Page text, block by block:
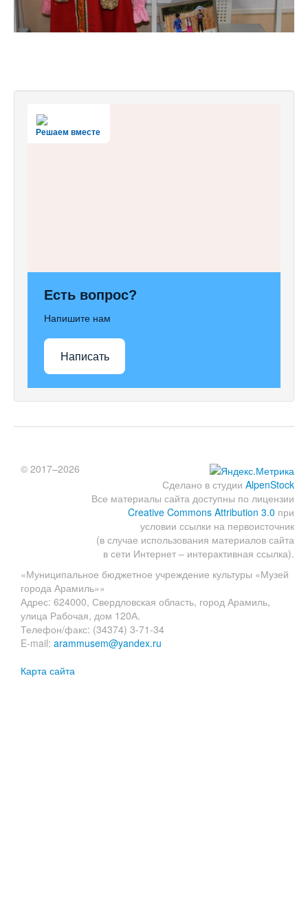
Решаем вместе
Есть вопрос?
Напишите нам
Написать
Сделано в студии AlpenStock
Все материалы сайта доступны по лицензии
Creative Commons Attribution 3.0 при
условии ссылки на первоисточник
(в случае использования материалов сайта
в сети Интернет – интерактивная ссылка).
© 2017–2026
«Муниципальное бюджетное учреждение культуры «Музей
города Арамиль»»
Адрес: 624000, Свердловская область, город Арамиль,
улица Рабочая, дом 120А.
Телефон/факс: (34374) 3-71-34
E-mail: arammusem@yandex.ru
Карта сайта